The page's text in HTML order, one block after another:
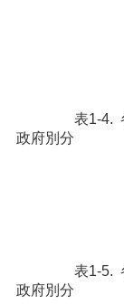
表1-4. 各級
政府別分
表1-5. 各級
政府別分